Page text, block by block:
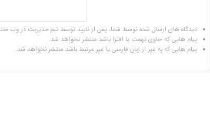
دیدگاه های ارسال شده توسط شما، پس از تایید توسط تیم مدیریت در وب
پیام هایی که حاوی تهمت یا افترا باشد منتشر نخواهد شد.
پیام هایی که به غیر از زبان فارسی یا غیر مرتبط باشد منتشر نخواهد شد.